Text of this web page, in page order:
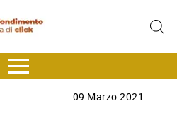
09 Marzo 2021